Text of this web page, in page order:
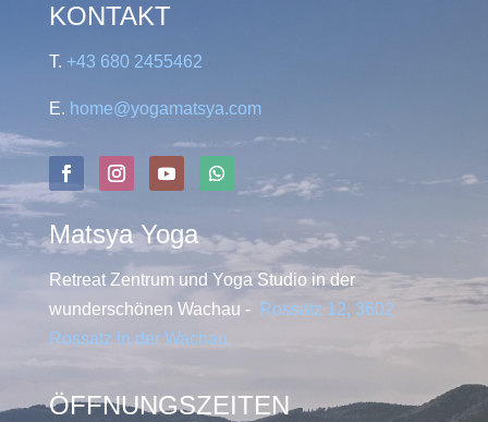
KONTAKT
T. +43 680 2455462
E. home@yogamatsya.com
Matsya Yoga
Retreat Zentrum und Yoga Studio in der
wunderschönen Wachau -
Rossatz 12, 3602
Rossatz in der Wachau.
ÖFFNUNGSZEITEN